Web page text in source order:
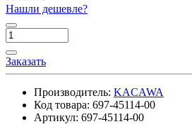
Нашли дешевле?
Заказать
Производитель: KACAWA
Код товара: 697-45114-00
Артикул: 697-45114-00